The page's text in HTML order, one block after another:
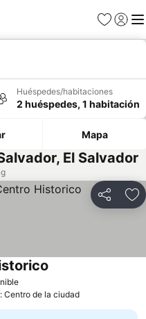
Favoritos
Iniciar
Huéspedes/habitaciones
2 huéspedes, 1 habitación
Mapa
El Salvador
Compartir
Centro de la ciudad